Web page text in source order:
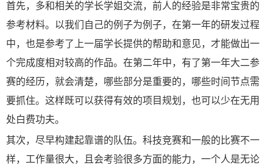
首先，多和相关的学长学姐交流，前人的经验是非常宝贵的
参考材料。以我们自己的例子为例子，在第一年的研发过程
中，也是参考了上一届学长提供的帮助和意见，才能做出一
个完成度相对较高的作品。在第二年中，有了第一年大二参
赛的经历，就会清楚，哪些部分是重要的，哪些时间节点需
要抓住。这样既可以获得有效的项目规划，也可以少在无用
处白费功夫。
其次，尽早构建起靠谱的队伍。科技竞赛和一般的比赛不一
样，工作量很大，且会考验很多方面的能力，一个人是无论